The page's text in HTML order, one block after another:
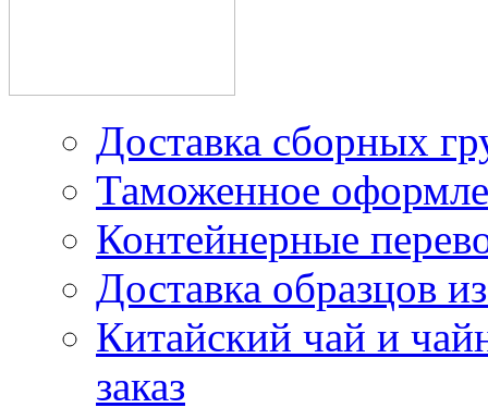
Доставка сборных
Таможенное
Контейнерные
Доставка образцов
Китайский чай и
заказ